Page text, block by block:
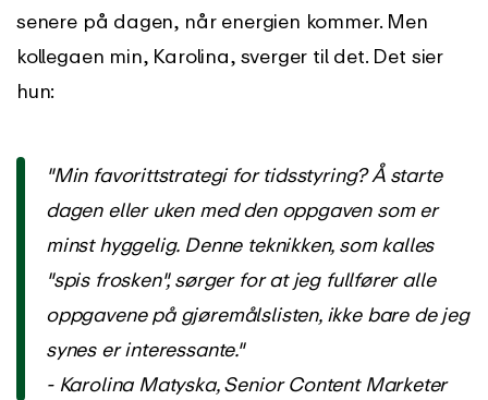
senere på dagen, når energien kommer. Men
kollegaen min, Karolina, sverger til det. Det sier
hun:
"Min favorittstrategi for tidsstyring? Å starte
dagen eller uken med den oppgaven som er
minst hyggelig. Denne teknikken, som kalles
"spis frosken", sørger for at jeg fullfører alle
oppgavene på gjøremålslisten, ikke bare de jeg
synes er interessante."
- Karolina Matyska, Senior Content Marketer